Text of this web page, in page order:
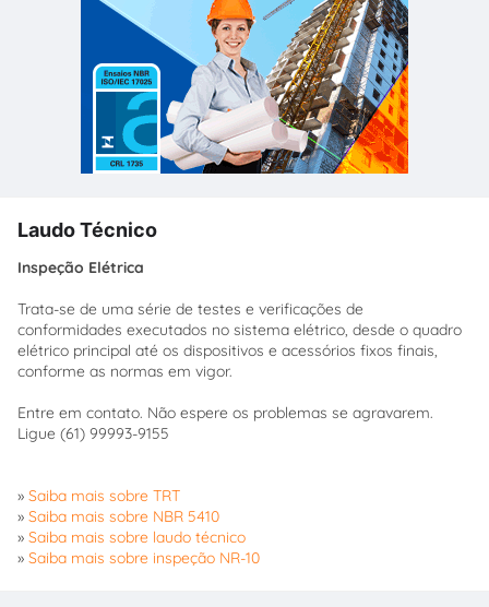
Laudo Técnico
Inspeção Elétrica
Trata-se de uma série de testes e verificações de
conformidades executados no sistema elétrico, desde o quadro
elétrico principal até os dispositivos e acessórios fixos finais,
conforme as normas em vigor.
Entre em contato. Não espere os problemas se agravarem.
Ligue (61) 99993-9155
» Saiba mais sobre TRT
» Saiba mais sobre NBR 5410
» Saiba mais sobre laudo técnico
» Saiba mais sobre inspeção NR-10